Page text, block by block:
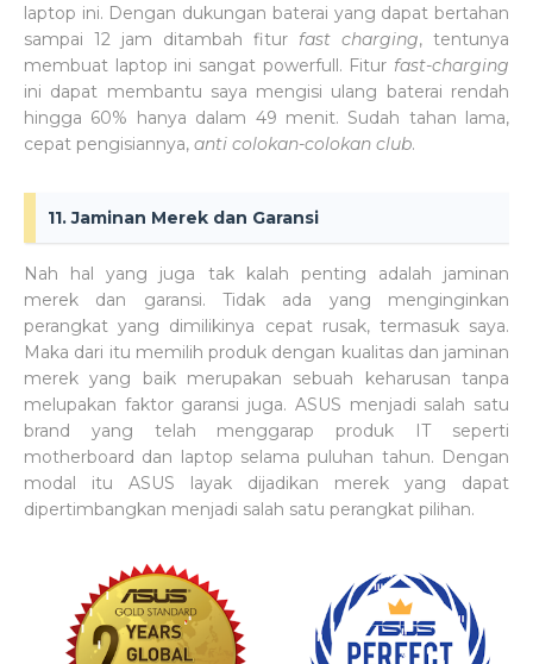
laptop ini. Dengan dukungan baterai yang dapat bertahan
sampai 12 jam ditambah fitur fast charging, tentunya
membuat laptop ini sangat powerfull. Fitur fast-charging
ini dapat membantu saya mengisi ulang baterai rendah
hingga 60% hanya dalam 49 menit. Sudah tahan lama,
cepat pengisiannya, anti colokan-colokan club.
11. Jaminan Merek dan Garansi
Nah hal yang juga tak kalah penting adalah jaminan
merek dan garansi. Tidak ada yang menginginkan
perangkat yang dimilikinya cepat rusak, termasuk saya.
Maka dari itu memilih produk dengan kualitas dan jaminan
merek yang baik merupakan sebuah keharusan tanpa
melupakan faktor garansi juga. ASUS menjadi salah satu
brand yang telah menggarap produk IT seperti
motherboard dan laptop selama puluhan tahun. Dengan
modal itu ASUS layak dijadikan merek yang dapat
dipertimbangkan menjadi salah satu perangkat pilihan.